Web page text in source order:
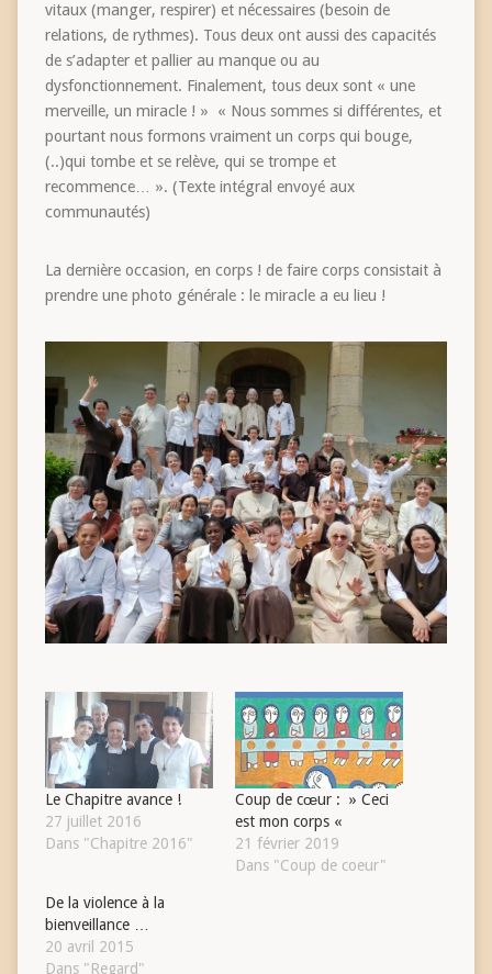
vitaux (manger, respirer) et nécessaires (besoin de
relations, de rythmes). Tous deux ont aussi des capacités
de s’adapter et pallier au manque ou au
dysfonctionnement. Finalement, tous deux sont « une
merveille, un miracle ! » « Nous sommes si différentes, et
pourtant nous formons vraiment un corps qui bouge,
(..)qui tombe et se relève, qui se trompe et
recommence… ». (Texte intégral envoyé aux
communautés)
La dernière occasion, en corps ! de faire corps consistait à
prendre une photo générale : le miracle a eu lieu !
Le Chapitre avance !
27 juillet 2016
Dans "Chapitre 2016"
Coup de cœur : » Ceci
est mon corps «
21 février 2019
Dans "Coup de coeur"
De la violence à la
bienveillance …
20 avril 2015
Dans "Regard"